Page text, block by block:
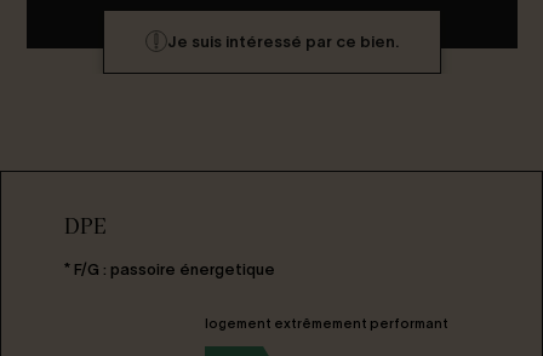
Je suis intéressé par ce bien.
DPE
* F/G : passoire énergetique
logement extrêmement performant